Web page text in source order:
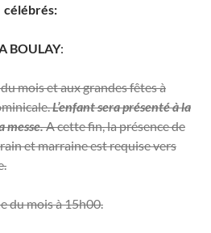
célébrés:
BOULAY:
mois et aux grandes fêtes à
L’enfant sera présenté à la
messe.A cette fin, la présence de
et marraine est requise vers
du mois à 15h00.